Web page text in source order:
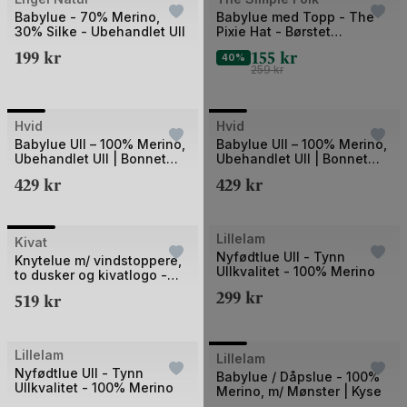
Babylue - 70% Merino,
30% Silke - Ubehandlet Ull
199 kr
Babylue med Topp - The
Pixie Hat - Børstet
40% 155 kr
259kr
Bilde
av
Hvid
Babylue Ull – 100% Merino,
Ubehandlet Ull | Bonnet
429 kr
Bilde
av
Hvid
Babylue Ull – 100% Merino,
Ubehandlet Ull | Bonnet
429 kr
UTSOLGT
Bilde
av
4
Kivat
Knytelue m/ vindstoppere,
to dusker og kivatlogo -
Elastan
519 kr
UTSOLGT
Lillelam
Nyfødtlue Ull - Tynn
Ullkvalitet - 100% Merino
299 kr
UTSOLGT
Lillelam
Nyfødtlue Ull - Tynn
Ullkvalitet - 100% Merino
UTSOLGT
Bilde
av
Lillelam
Babylue / Dåpslue - 100%
Merino, m/ Mønster | Kyse